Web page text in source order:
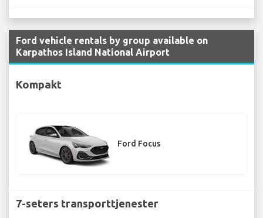
Ford vehicle rentals by group available on
Karpathos Island National Airport
Kompakt
Ford Focus
7-seters transporttjenester